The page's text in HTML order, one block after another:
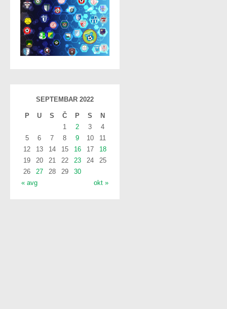
SEPTEMBAR 2022
P U S Č P S N
« avg okt »
1 2 3
4
5
6 7 8 9 10
11
12
13 14 15 16 17
18
19
20 21 22 23 24
25
26
27 28 29 30